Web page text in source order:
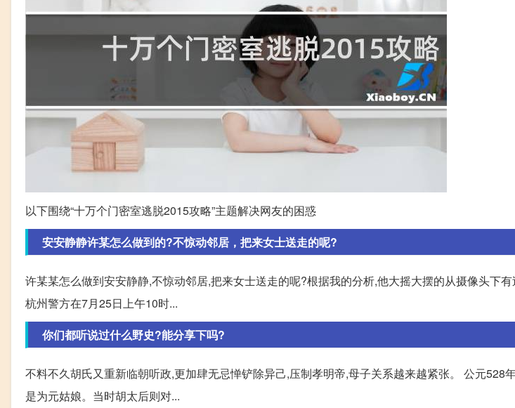
以下围绕“十万个门密室逃脱2015攻略”主题解决网友的困惑
安安静静许某怎么做到的?不惊动邻居，把来女士送走的呢?
许某某怎么做到安安静静,不惊动邻居,把来女士送走的呢?根据我的分析,他大摇大摆的从摄像头下有
杭州警方在7月25日上午10时...
你们都听说过什么野史?能分享下吗?
不料不久胡氏又重新临朝听政,更加肆无忌惮铲除异己,压制孝明帝,母子关系越来越紧张。 公元528
是为元姑娘。当时胡太后则对...